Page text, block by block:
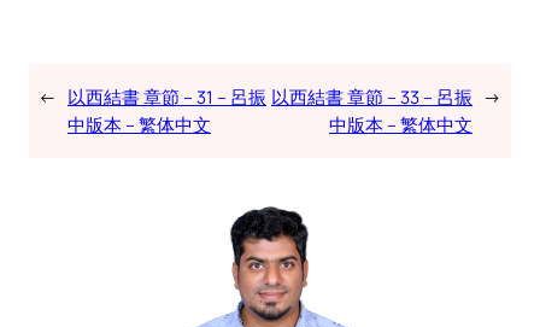
← 以西結書 章節 – 31 – 呂振
中版本 – 繁体中文
以西結書 章節 – 33 – 呂振
中版本 – 繁体中文
→